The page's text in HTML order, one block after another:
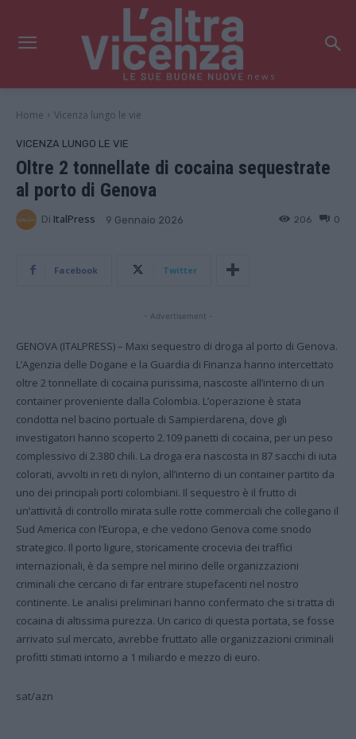
news
Home Vicenza lungo le vie
VICENZA LUNGO LE VIE
Oltre 2 tonnellate di cocaina sequestrate
al porto di Genova
Di ItalPress 9 Gennaio 2026 0
206
Facebook Twitter
- Advertisement -
GENOVA (ITALPRESS) – Maxi sequestro di droga al porto di Genova.
L’Agenzia delle Dogane e la Guardia di Finanza hanno intercettato
oltre 2 tonnellate di cocaina purissima, nascoste all’interno di un
container proveniente dalla Colombia. L’operazione è stata
condotta nel bacino portuale di Sampierdarena, dove gli
investigatori hanno scoperto 2.109 panetti di cocaina, per un peso
complessivo di 2.380 chili. La droga era nascosta in 87 sacchi di iuta
colorati, avvolti in reti di nylon, all’interno di un container partito da
uno dei principali porti colombiani. Il sequestro è il frutto di
un’attività di controllo mirata sulle rotte commerciali che collegano il
Sud America con l’Europa, e che vedono Genova come snodo
strategico. Il porto ligure, storicamente crocevia dei traffici
internazionali, è da sempre nel mirino delle organizzazioni
criminali che cercano di far entrare stupefacenti nel nostro
continente. Le analisi preliminari hanno confermato che si tratta di
cocaina di altissima purezza. Un carico di questa portata, se fosse
arrivato sul mercato, avrebbe fruttato alle organizzazioni criminali
profitti stimati intorno a 1 miliardo e mezzo di euro.
sat/azn